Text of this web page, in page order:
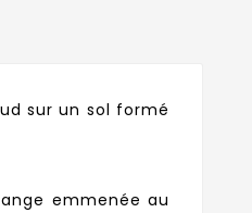
sur un sol formé
emmenée au